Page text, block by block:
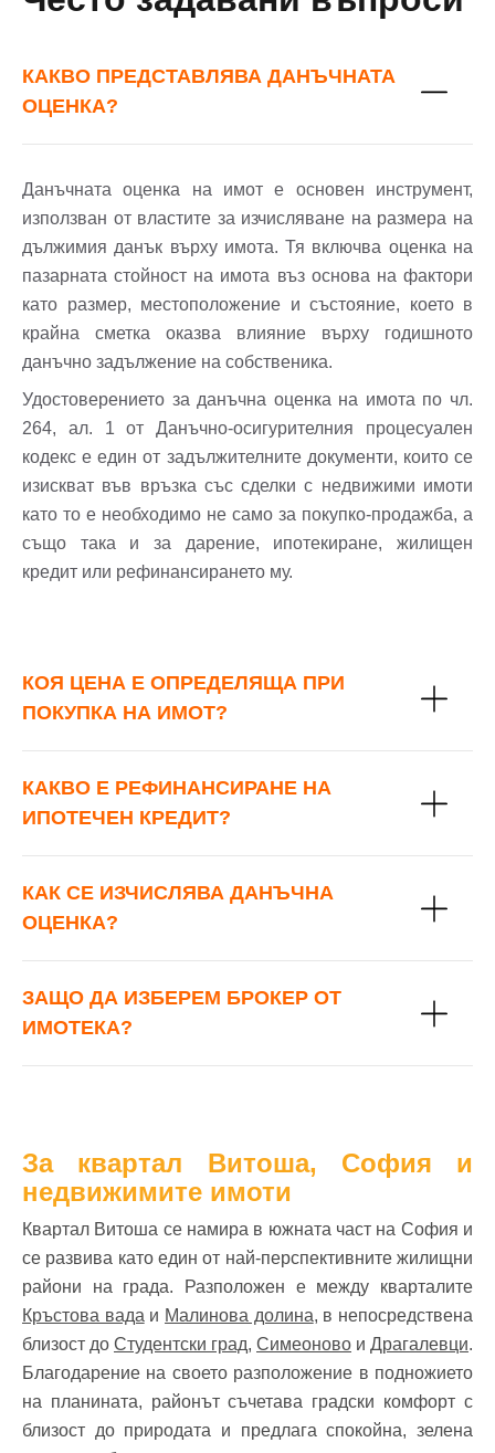
Имейл Адрес
Парола
Вход
Вход като гост
или използвай профил
Вход с Google
Вход с Facebook
КАКВО ПРЕДСТАВЛЯВА ДАНЪЧНАТА
ОЦЕНКА?
Данъчната оценка на имот е основен инструмент,
използван от властите за изчисляване на размера на
дължимия данък върху имота. Тя включва оценка на
пазарната стойност на имота въз основа на фактори
като размер, местоположение и състояние, което в
крайна сметка оказва влияние върху годишното
данъчно задължение на собственика.
Удостоверението за данъчна оценка на имота по чл.
264, ал. 1 от Данъчно-осигурителния процесуален
кодекс е един от задължителните документи, които се
изискват във връзка със сделки с недвижими имоти
като то е необходимо не само за покупко-продажба, а
също така и за дарение, ипотекиране, жилищен
кредит или рефинансирането му.
КОЯ ЦЕНА Е ОПРЕДЕЛЯЩА ПРИ
ПОКУПКА НА ИМОТ?
КАКВО Е РЕФИНАНСИРАНЕ НА
ИПОТЕЧЕН КРЕДИТ?
КАК СЕ ИЗЧИСЛЯВА ДАНЪЧНА
ОЦЕНКА?
ЗАЩО ДА ИЗБЕРЕМ БРОКЕР ОТ
ИМОТЕКА?
За квартал Витоша, София и
недвижимите имоти
Квартал Витоша се намира в южната част на София и
се развива като един от най-перспективните жилищни
райони на града. Разположен е между кварталите
Кръстова вада и Малинова долина, в непосредствена
близост до Студентски град, Симеоново и Драгалевци.
Благодарение на своето разположение в подножието
на планината, районът съчетава градски комфорт с
близост до природата и предлага спокойна, зелена